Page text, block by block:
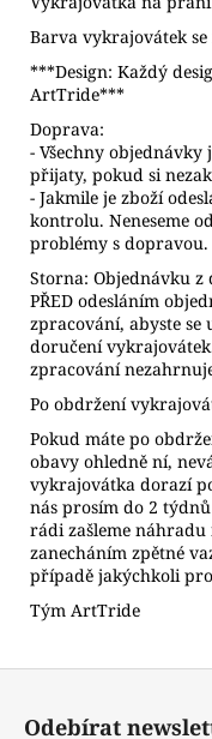
Barva vykrajovátek se
***Design: Každý
ArtTride***
Doprava:
- Všechny
přijaty, pokud si
- Jakmile je zboží
kontrolu. Neneseme
problémy s dopravou.
Storna: Objednávku
PŘED odesláním
zpracování, abyste se
doručení
zpracování
Po obdržení
Pokud máte po
obavy ohledně ní,
vykrajovátka dorazí
nás prosím do 2
rádi zašleme náhradu
zanecháním zpětné
případě jakýchkoli
Tým ArtTride
Odebírat